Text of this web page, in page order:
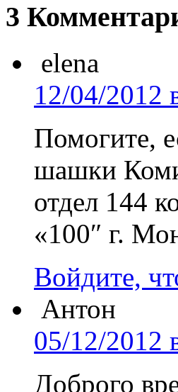
3
elena
12/04/2012
Помогите,
шашки
отдел 144
«100″ г.
Войдите,
Антон
05/12/2012
Доброго